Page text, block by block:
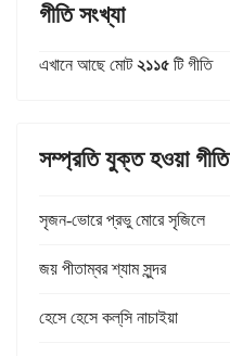
গীতি সংখ্যা
এখানে আছে মোট২১১৫ টি গীতি
সম্প্রতি যুক্ত হওয়া গীতি
সৃজন-ভোরে প্রভু মোরে সৃজিলে
জয় পীতাম্বর শ্যাম সুন্দর
হেসে হেসে কল্‌সি নাচাইয়া